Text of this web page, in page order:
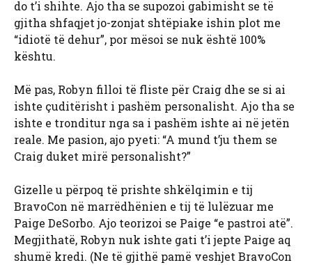
do t’i shihte. Ajo tha se supozoi gabimisht se të
gjitha shfaqjet jo-zonjat shtëpiake ishin plot me
“idiotë të dehur”, por mësoi se nuk është 100%
kështu.
Më pas, Robyn filloi të fliste për Craig dhe se si ai
ishte çuditërisht i pashëm personalisht. Ajo tha se
ishte e tronditur nga sa i pashëm ishte ai në jetën
reale. Me pasion, ajo pyeti: “A mund t’ju them se
Craig duket mirë personalisht?”
Gizelle u përpoq të prishte shkëlqimin e tij
BravoCon në marrëdhënien e tij të lulëzuar me
Paige DeSorbo. Ajo teorizoi se Paige “e pastroi atë”.
Megjithatë, Robyn nuk ishte gati t’i jepte Paige aq
shumë kredi. (Ne të gjithë pamë veshjet BravoCon